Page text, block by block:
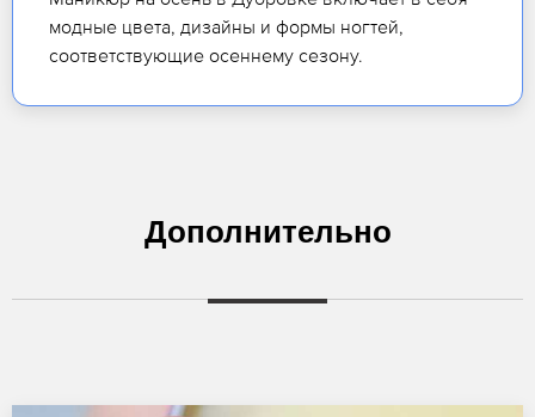
модные цвета, дизайны и формы ногтей,
соответствующие осеннему сезону.
Дополнительно